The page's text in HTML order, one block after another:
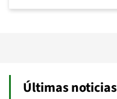
Últimas noticias